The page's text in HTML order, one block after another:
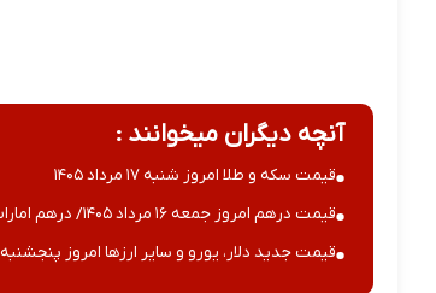
آنچه دیگران میخوانند :
قیمت سکه و طلا امروز شنبه ۱۷ مرداد ۱۴۰۵
قیمت درهم امروز جمعه ۱۶ مرداد ۱۴۰۵/ درهم امارات امروز چند؟
قیمت جدید دلار، یورو و سایر ارزها امروز پنجشنبه ۱۵ مرداد ۱۴۰۵